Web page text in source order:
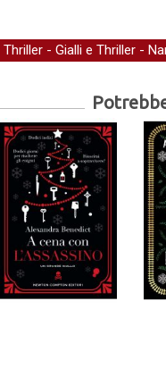
Thriller - Gialli e Thriller -